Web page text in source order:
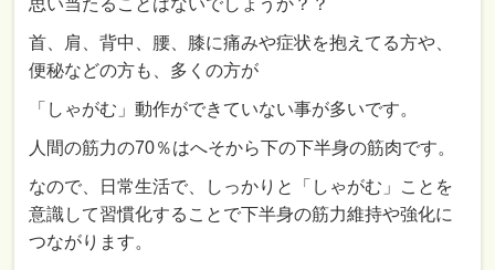
思い当たることはないでしょうか？？
首、肩、背中、腰、膝に痛みや症状を抱えてる方や、
便秘などの方も、多くの方が
「しゃがむ」動作ができていない事が多いです。
人間の筋力の70％はへそから下の下半身の筋肉です。
なので、日常生活で、しっかりと「しゃがむ」ことを
意識して習慣化することで下半身の筋力維持や強化に
つながります。